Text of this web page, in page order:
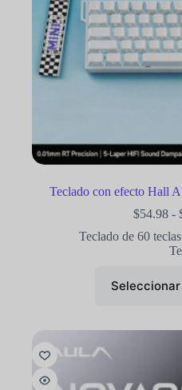
Teclado con efecto Hall
$54.98 -
Teclado de 60 teclas